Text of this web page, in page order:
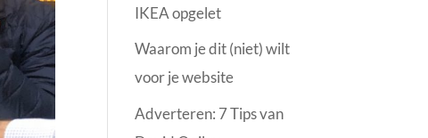
IKEA opgelet
Waarom je dit (niet) wilt
voor je website
Adverteren: 7 Tips van